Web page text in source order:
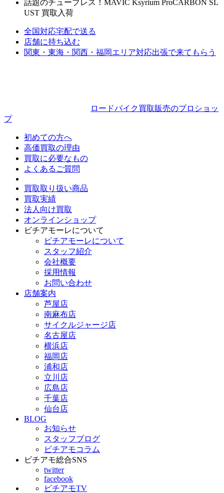
話題のチューブレス！MAVIC Ksyrium ProCARBON SL
UST 買取入荷
全国対応宅配で送る
店舗に持ち込む
関東・東海・関西・福岡エリア対応出張で来てもらう
ロードバイク買取販売のプロショッ
プ
初めての方へ
高価買取の理由
買取に必要なもの
よくあるご質問
買取取り扱い商品
買取実績
法人向け買取
オンラインショップ
ビチアモーレについて
ビチアモーレについて
スタッフ紹介
会社概要
採用情報
お問い合わせ
店舗案内
芦屋店
南麻布店
サイクルジャージ店
名古屋店
横浜店
福岡店
浦和店
立川店
広島店
千葉店
仙台店
BLOG
お知らせ
スタッフブログ
ビチアモコラム
ビチアモ総合SNS
twitter
facebook
ビチアモTV